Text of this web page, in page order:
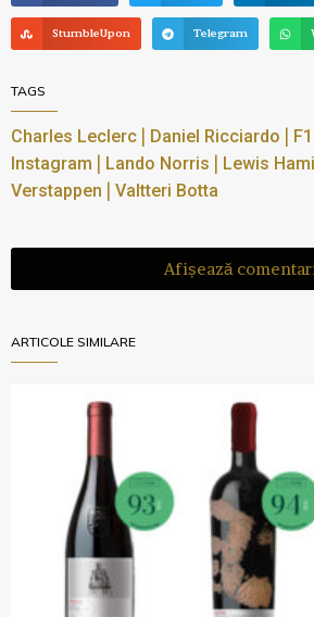
StumbleUpon Telegram
TAGS
Charles Leclerc | Daniel Ricciardo | F1
Instagram | Lando Norris | Lewis
Verstappen | Valtteri Botta
Afișează
ARTICOLE SIMILARE